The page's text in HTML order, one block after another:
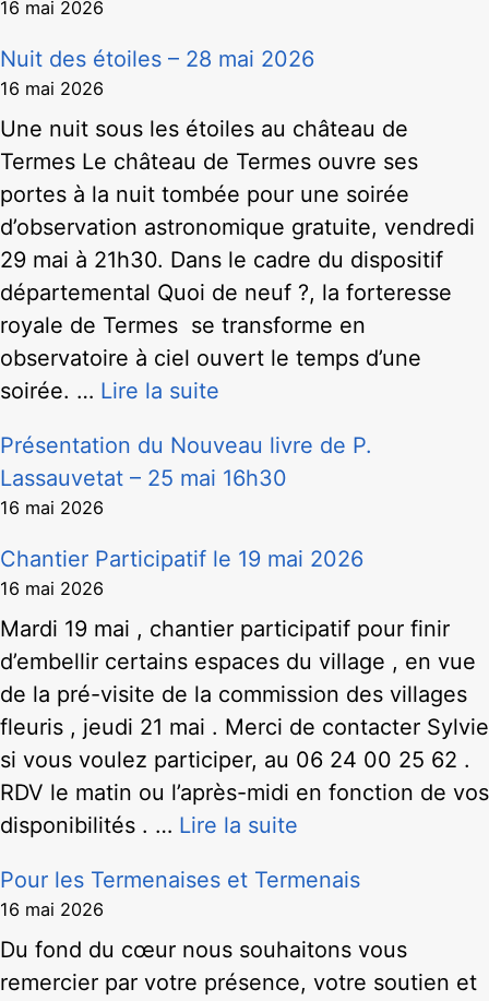
16 mai 2026
Nuit des étoiles – 28 mai 2026
16 mai 2026
Une nuit sous les étoiles au château de
Termes Le château de Termes ouvre ses
portes à la nuit tombée pour une soirée
d’observation astronomique gratuite, vendredi
29 mai à 21h30. Dans le cadre du dispositif
départemental Quoi de neuf ?, la forteresse
royale de Termes se transforme en
observatoire à ciel ouvert le temps d’une
soirée. … Lire la suite
Présentation du Nouveau livre de P.
Lassauvetat – 25 mai 16h30
16 mai 2026
Chantier Participatif le 19 mai 2026
16 mai 2026
Mardi 19 mai , chantier participatif pour finir
d’embellir certains espaces du village , en vue
de la pré-visite de la commission des villages
fleuris , jeudi 21 mai . Merci de contacter Sylvie
si vous voulez participer, au 06 24 00 25 62 .
RDV le matin ou l’après-midi en fonction de vos
disponibilités . … Lire la suite
Pour les Termenaises et Termenais
16 mai 2026
Du fond du cœur nous souhaitons vous
remercier par votre présence, votre soutien et